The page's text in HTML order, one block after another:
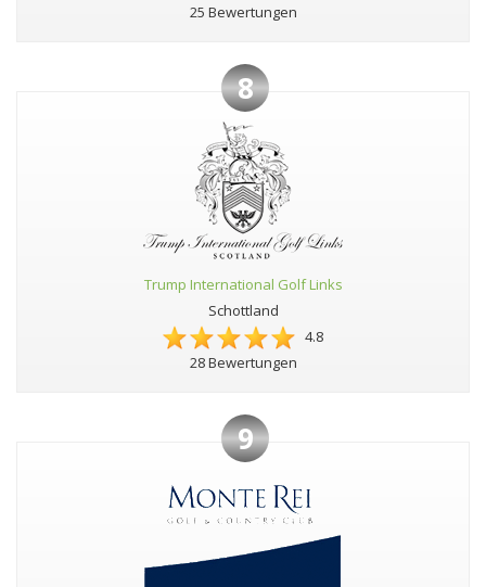
25 Bewertungen
8
Trump International Golf Links
Schottland
4.8
28 Bewertungen
9